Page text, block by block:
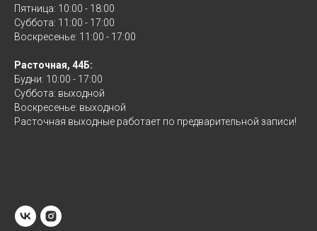
Пятница: 10:00 - 18:00
Суббота: 11:00 - 17:00
Воскресенье: 11:00 - 17:00
Расточная, 44Б:
Будни: 10:00 - 17:00
Суббота: выходной
Воскресенье: выходной
Расточная выходные работает по предварительной записи!